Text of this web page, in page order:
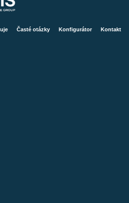
Časté otázky Konfigurátor Kontakt